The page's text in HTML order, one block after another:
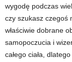
wygodę podczas
czy szukasz czegoś
właściwie dobrane
samopoczucia i
całego ciała,